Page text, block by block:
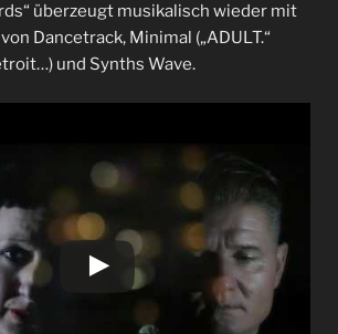
überzeugt musikalisch wieder mit
Dancetrack, Minimal („ADULT.“
und Synths Wave.